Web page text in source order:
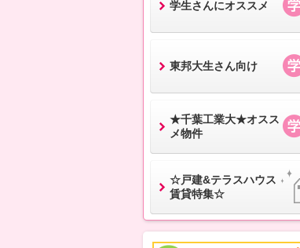
学生さんにオススメ
東邦大生さん向け
★千葉工業大★オスス
メ物件
☆戸建&テラスハウス
賃貸特集☆